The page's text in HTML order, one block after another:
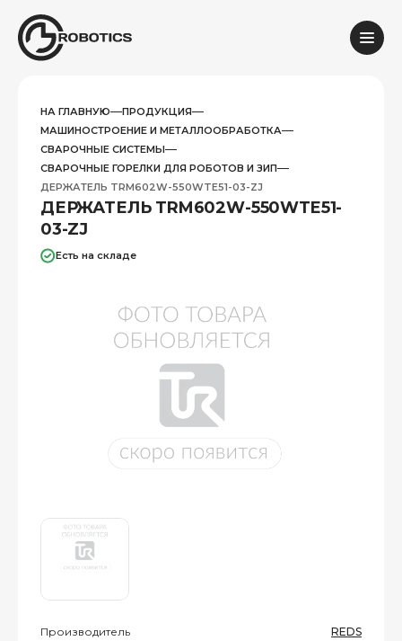
НА ГЛАВНУЮ
ПРОДУКЦИЯ
МАШИНОСТРОЕНИЕ И МЕТАЛЛООБРАБОТКА
СВАРОЧНЫЕ СИСТЕМЫ
СВАРОЧНЫЕ ГОРЕЛКИ ДЛЯ РОБОТОВ И ЗИП
ДЕРЖАТЕЛЬ TRM602W-550WTE51-03-ZJ
ДЕРЖАТЕЛЬ TRM602W-550WTE51-
03-ZJ
Есть на складе
Производитель REDS